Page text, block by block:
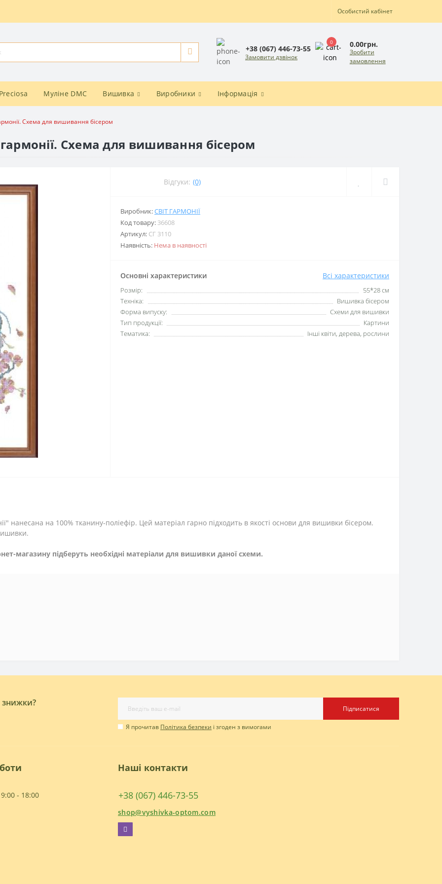
Особистий кабінет
+38 (067) 446-73-55
Замовити дзвінок
0 0.00грн.
Зробити
замовлення
Муліне DMC Вишивка Виробники Інформація
Схема для вишивання бісером
гармонії. Схема для вишивання бісером
Відгуки: (0)
Виробник:СВІТ ГАРМОНІЇ
Код товару: 36608
Артикул: СГ 3110
Наявність: Нема в наявності
Основні характеристики Всі характеристики
Розмір:
55*28 см
Техніка:
Вишивка бісером
Форма випуску:
Схеми для вишивки
Тип продукції:
Картини
Тематика:
Інші квіти, дерева, рослини
нанесана на 100% тканину-поліефір. Цей матеріал гарно підходить в якості основи для вишивки бісером.
магазину підберуть необхідні матеріали для вишивки даної схеми.
знижки?
Підписатися
Я прочитав Політика безпеки і згоден з вимогами
- 18:00
Наші контакти
+38 (067) 446-73-55
shop@vyshivka-optom.com